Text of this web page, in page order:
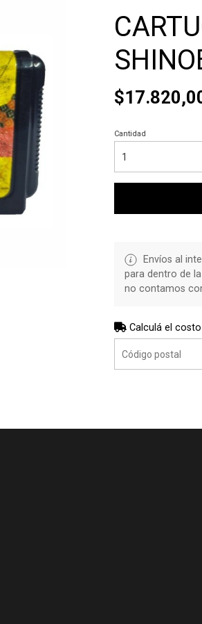
Cantidad
Envíos al
para dentro de
no contamos
Calculá el